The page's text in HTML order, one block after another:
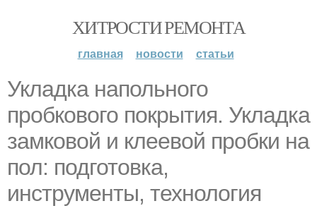
ХИТРОСТИ РЕМОНТА
главная новости статьи
Укладка напольного
пробкового покрытия. Укладка
замковой и клеевой пробки на
пол: подготовка,
инструменты, технология